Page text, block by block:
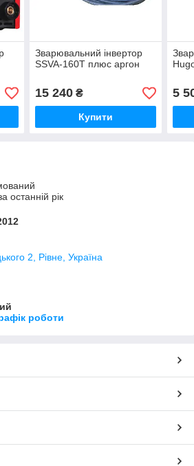
Зварювальний інвертор
SSVA-160Т плюс аргон
15 240₴
Купити
5
останній рік
2, Рівне, Україна
роботи